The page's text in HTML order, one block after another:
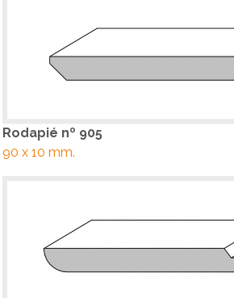
Rodapié nº 905
90 x 10 mm.